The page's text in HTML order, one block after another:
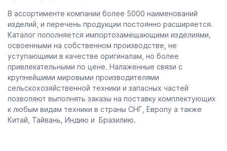
В ассортименте компании более 5000 наименований
изделий, и перечень продукции постоянно расширяется.
Каталог пополняется импортозамещающими изделиями,
освоенными на собственном производстве, не
уступающими в качестве оригиналам, но более
привлекательными по цене. Налаженные связи с
крупнейшими мировыми производителями
сельскохозяйственной техники и запасных частей
позволяют выполнять заказы на поставку комплектующих
к любым видам техники в страны СНГ, Европу а также
Китай, Тайвань, Индию и Бразилию.